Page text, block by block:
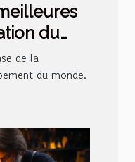
du
de la
du monde.